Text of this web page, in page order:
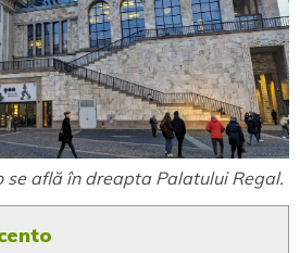
se află în dreapta Palatului Regal.